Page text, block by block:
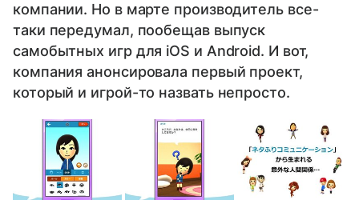
компании. Но в марте производитель все-
таки передумал, пообещав выпуск
самобытных игр для iOS и Android. И вот,
компания анонсировала первый проект,
который и игрой-то назвать непросто.